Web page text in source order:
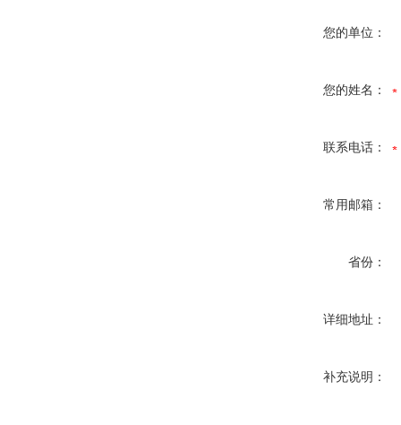
您的单位：
您的姓名：
联系电话：
常用邮箱：
省份：
详细地址：
补充说明：